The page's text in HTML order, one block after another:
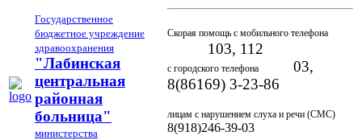
Государственное
бюджетное учреждение
здравоохранения
"Лабинская
центральная
районная
больница"
министерства
Скорая помощь с мобильного телефона
103, 112
с городского телефона
03,
8(86169) 3-23-86
лицам с нарушением слуха и речи (СМС)
8(918)246-39-03